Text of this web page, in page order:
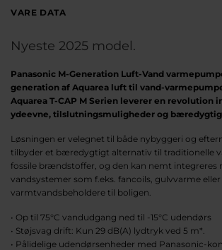
VARE DATA
Nyeste 2025 model.
Panasonic M-Generation Luft-Vand
generation af Aquarea luft til vand-
Aquarea T-CAP M Serien leverer en revolution
ydeevne, tilslutningsmuligheder og
Løsningen er velegnet til både nybyggeri og
tilbyder et bæredygtigt alternativ til traditionelle
fossile brændstoffer, og den kan nemt integreres
vandsystemer som f.eks. fancoils, gulvvarme eller
varmtvandsbeholdere til boligen.
• Op til 75°C vandudgang ned til -15°C udendørs
• Støjsvag drift: Kun 29 dB(A) lydtryk ved 5 m*.
• Pålidelige udendørsenheder med Panasonic-